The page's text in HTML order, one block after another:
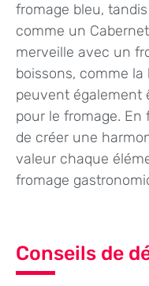
fromage bleu,
comme un
merveille avec un
boissons, comme
peuvent également
pour le fromage. En
de créer une
valeur chaque
fromage
Conseils de